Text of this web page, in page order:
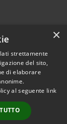
2026 • Comune di
• Powered by
•
Accesso
×
strettamente
del sito,
di elaborare
al seguente link